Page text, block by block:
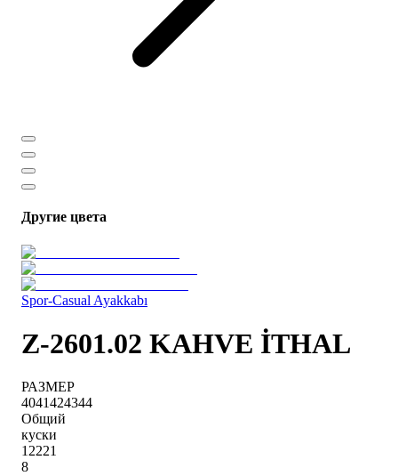
Другие цвета
Spor-Casual Ayakkabı
Z-2601.02 KAHVE İTHAL
РАЗМЕР
4041424344
Общий
куски
12221
8